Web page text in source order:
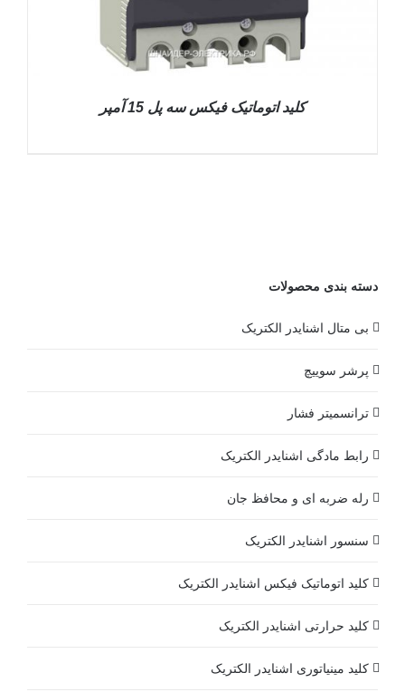
کليد اتوماتيک فیکس سه پل 15 آمپر
دسته بندی محصولات
بی متال اشنایدر الکتریک
پرشر سوییچ
ترانسمیتر فشار
رابط مادگی اشنایدر الکتریک
رله ضربه ای و محافظ جان
سنسور اشنایدر الکتریک
کلید اتوماتیک فیکس اشنایدر الکتریک
کلید حرارتی اشنایدر الکتریک
کلید مينياتوری اشنایدر الکتریک